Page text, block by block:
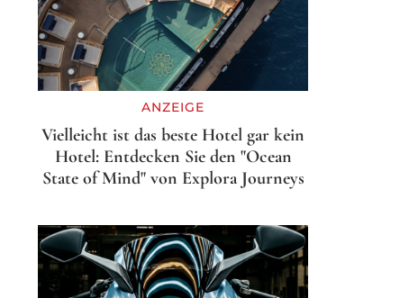
ANZEIGE
Vielleicht ist das beste Hotel gar kein
Hotel: Entdecken Sie den "Ocean
State of Mind" von Explora Journeys